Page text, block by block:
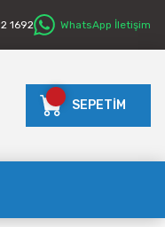
1692 WhatsApp İletişim
SEPETİM